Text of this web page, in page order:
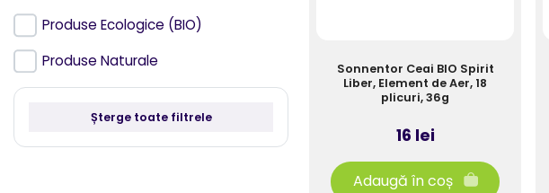
Mustar, Ketchup, Maioneza
Nutritie pentru sportivi
Orez, Cereale si Seminte pentru
germinat
Paine, Produse panificatie,
Produse Ecologice (BIO)
Produse Naturale
Șterge toate filtrele
Sonnentor Ceai BIO Spirit
Liber, Element de Aer, 18
plicuri, 36g
16 lei
Adaugă în coș